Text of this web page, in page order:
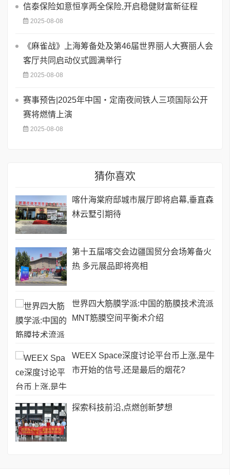
信泰保险如意恒享两全保险,开启稳健财富新征程
2025-08-08
《麻雀战》上海筹备处及第46届世界丽人大赛丽人会
客厅共同启动仪式圆满举行
2025-08-08
赛事预告|2025年中国・定南夜间铁人三项国际公开
赛将燃情上演
2025-08-08
猜你喜欢
喀什海棠府邸城市展厅即将启幕,垂直森
林云墅引期待
第十五届喀交会边疆国贸分会场筹备火
热 多元展品即将亮相
世界四大筋膜学派:中国的筋膜技术流派
MNT筋膜空间平衡术介绍
WEEX Space深度讨论平台币上涨,是牛
市开始的信号,还是最后的烟花?
探索科技前沿,点燃创新梦想